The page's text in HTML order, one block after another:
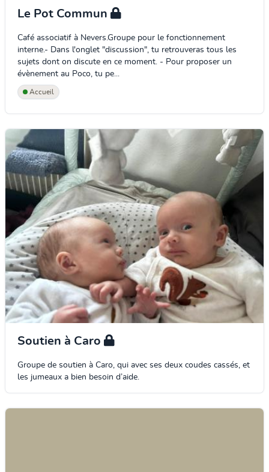
Le Pot Commun
Café associatif à Nevers.Groupe pour le fonctionnement
interne.- Dans l'onglet "discussion", tu retrouveras tous les
sujets dont on discute en ce moment. - Pour proposer un
évènement au Poco, tu pe...
Accueil
Soutien à Caro
Groupe de soutien à Caro, qui avec ses deux coudes cassés, et
les jumeaux a bien besoin d’aide.